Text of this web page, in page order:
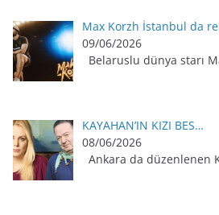
Max Korzh İstanbul da
09/06/2026
Belaruslu dünya starı
KAYAHAN’IN KIZI BES…
08/06/2026
Ankara da düzenlenen